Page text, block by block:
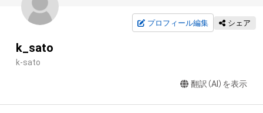
プロフィール編集 シェア
k_sato
k-sato
翻訳（AI）を表示